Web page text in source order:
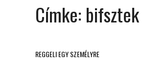
Címke: bifsztek
REGGELI EGY SZEMÉLYRE